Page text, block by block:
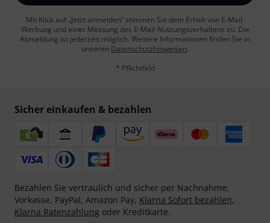
Mit Klick auf „Jetzt anmelden“ stimmen Sie dem Erhalt von E-Mail-
Werbung und einer Messung des E-Mail-Nutzungsverhaltens zu. Die
Abmeldung ist jederzeit möglich. Weitere Informationen finden Sie in
unseren Datenschutzhinweisen.
* Pflichtfeld
Sicher einkaufen & bezahlen
Bezahlen Sie vertraulich und sicher per Nachnahme,
Vorkasse, PayPal, Amazon Pay, Klarna Sofort bezahlen,
Klarna Ratenzahlung oder Kreditkarte.